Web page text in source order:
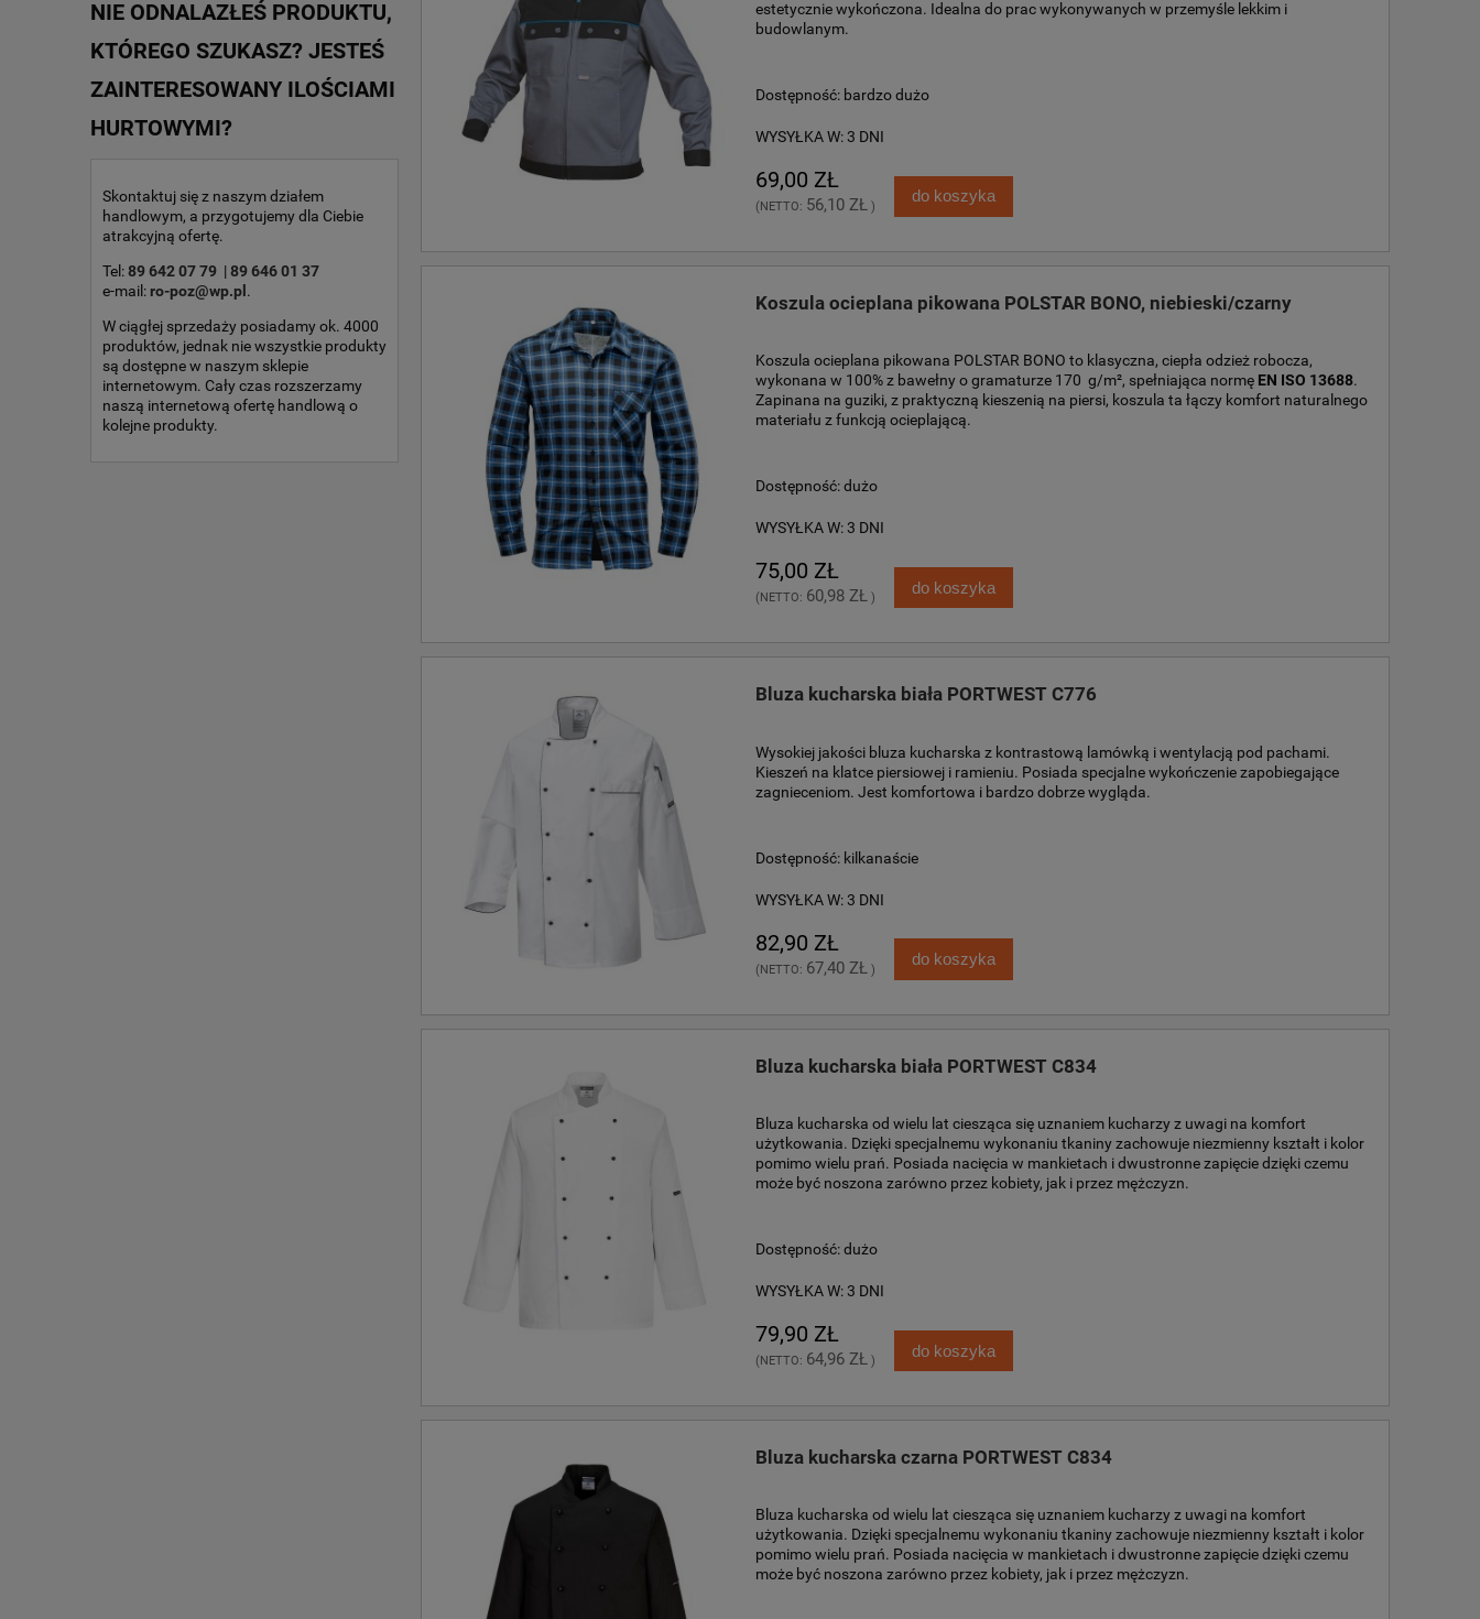
NIE ODNALAZŁEŚ PRODUKTU,
KTÓREGO SZUKASZ? JESTEŚ
ZAINTERESOWANY ILOŚCIAMI
HURTOWYMI?
Skontaktuj się z naszym działem
handlowym, a przygotujemy dla Ciebie
atrakcyjną ofertę.
Tel:89 642 07 79 |89 646 01 37
e-mail:ro-poz@wp.pl .
W ciągłej sprzedaży posiadamy ok. 4000
produktów, jednak nie wszystkie produkty
są dostępne w naszym sklepie
internetowym. Cały czas rozszerzamy
naszą internetową ofertę handlową o
kolejne produkty.
estetycznie wykończona. Idealna do prac wykonywanych w przemyśle lekkim i
budowlanym.
Dostępność: bardzo dużo
WYSYŁKA W: 3 DNI
69,00 ZŁ
(NETTO: 56,10 ZŁ )
do koszyka
Koszula ocieplana pikowana POLSTAR BONO, niebieski/czarny
Koszula ocieplana pikowana POLSTAR BONO to klasyczna, ciepła odzież robocza,
wykonana w 100% z bawełny o gramaturze 170 g/m², spełniająca normę EN ISO 13688.
Zapinana na guziki, z praktyczną kieszenią na piersi, koszula ta łączy komfort naturalnego
materiału z funkcją ocieplającą.
Dostępność: dużo
WYSYŁKA W: 3 DNI
75,00 ZŁ
(NETTO: 60,98 ZŁ )
do koszyka
Bluza kucharska biała PORTWEST C776
Wysokiej jakości bluza kucharska z kontrastową lamówką i wentylacją pod pachami.
Kieszeń na klatce piersiowej i ramieniu. Posiada specjalne wykończenie zapobiegające
zagnieceniom. Jest komfortowa i bardzo dobrze wygląda.
Dostępność: kilkanaście
WYSYŁKA W: 3 DNI
82,90 ZŁ
(NETTO: 67,40 ZŁ )
do koszyka
Bluza kucharska biała PORTWEST C834
Bluza kucharska od wielu lat ciesząca się uznaniem kucharzy z uwagi na komfort
użytkowania. Dzięki specjalnemu wykonaniu tkaniny zachowuje niezmienny kształt i kolor
pomimo wielu prań. Posiada nacięcia w mankietach i dwustronne zapięcie dzięki czemu
może być noszona zarówno przez kobiety, jak i przez mężczyzn.
Dostępność: dużo
WYSYŁKA W: 3 DNI
79,90 ZŁ
(NETTO: 64,96 ZŁ )
do koszyka
Bluza kucharska czarna PORTWEST C834
Bluza kucharska od wielu lat ciesząca się uznaniem kucharzy z uwagi na komfort
użytkowania. Dzięki specjalnemu wykonaniu tkaniny zachowuje niezmienny kształt i kolor
pomimo wielu prań. Posiada nacięcia w mankietach i dwustronne zapięcie dzięki czemu
może być noszona zarówno przez kobiety, jak i przez mężczyzn.